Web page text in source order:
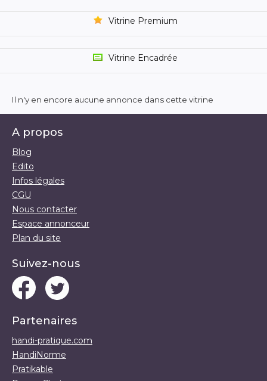
Vitrine Premium
Vitrine Encadrée
Il n'y en encore aucune annonce dans cette vitrine
A propos
Blog
Edito
Infos légales
CGU
Nous contacter
Espace annonceur
Plan du site
Suivez-nous
Partenaires
handi-pratique.com
HandiNorme
Pratikable